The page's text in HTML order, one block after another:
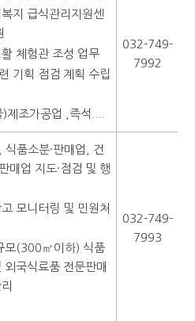
복지 급식관리지원센
체험관 조성 업무
기획 점검 계획 수립
제조가공업 ,즉석....
032-749-
7992
식품소분·판매업, 건
매업 지도·점검 및 행
고 모니터링 및 민원처
모(300㎡이하) 식품
외국식료품 전문판매
032-749-
7993